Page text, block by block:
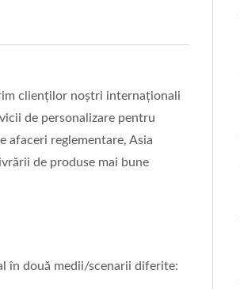
clienților noștri internaționali
de personalizare pentru
afaceri reglementare, Asia
de produse mai bune
în două medii/scenarii diferite: